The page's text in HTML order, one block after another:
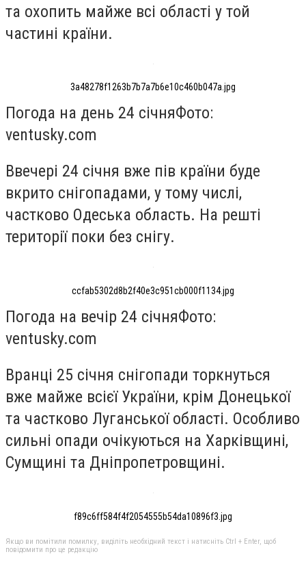
та охопить майже всі області у той
частині країни.
3a48278f1263b7b7a7b6e10c460b047a.jpg
Погода на день 24 січняФото:
ventusky.com
Ввечері 24 січня вже пів країни буде
вкрито снігопадами, у тому числі,
частково Одеська область. На решті
території поки без снігу.
ccfab5302d8b2f40e3c951cb000f1134.jpg
Погода на вечір 24 січняФото:
ventusky.com
Вранці 25 січня снігопади торкнуться
вже майже всієї України, крім Донецької
та частково Луганської області. Особливо
сильні опади очікуються на Харківщині,
Сумщині та Дніпропетровщині.
f89c6ff584f4f2054555b54da10896f3.jpg
Якщо ви помітили помилку, виділіть необхідний текст і натисніть Ctrl + Enter, щоб
повідомити про це редакцію